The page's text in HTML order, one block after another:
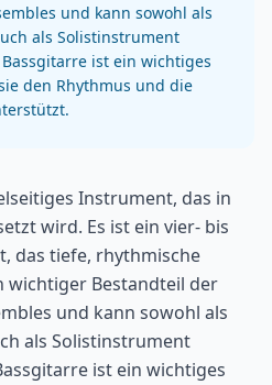
und kann sowohl als
als Solistinstrument
ist ein wichtiges
den Rhythmus und die
Instrument, das in
wird. Es ist ein vier- bis
das tiefe, rhythmische
wichtiger Bestandteil der
und kann sowohl als
als Solistinstrument
ist ein wichtiges